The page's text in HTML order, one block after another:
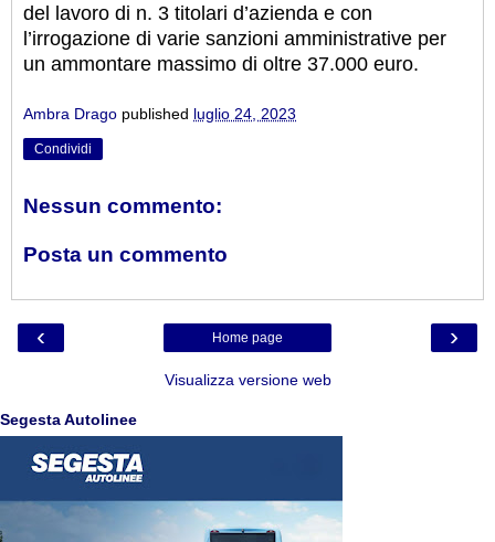
del lavoro di n. 3 titolari d’azienda e con
l’irrogazione di varie sanzioni amministrative per
un ammontare massimo di oltre 37.000 euro.
Ambra Drago published luglio 24, 2023
Condividi
Nessun commento:
Posta un commento
‹ ›
Home page
Visualizza versione web
Segesta Autolinee